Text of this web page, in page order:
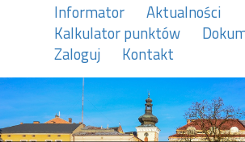
Informator
Aktualności
Kalkulator punktów
Zaloguj
Kontakt